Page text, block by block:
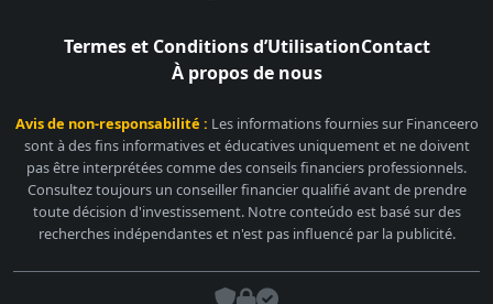
Termes et Conditions d’UtilisationContact
À propos de nous
Avis de non-responsabilité : Les informations fournies sur Financeero
sont à des fins informatives et éducatives uniquement et ne doivent
pas être interprétées comme des conseils financiers professionnels.
Consultez toujours un conseiller financier qualifié avant de prendre
toute décision d'investissement. Notre conteúdo est basé sur des
recherches indépendantes et n'est pas influencé par la publicité.